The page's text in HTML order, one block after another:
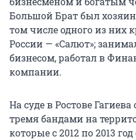
Большой Брат был
том числе одного из них
России — «Салют»;
бизнесом, работал в
компании.
На суде в Ростове
тремя бандами на
которые с 2012 по 2013